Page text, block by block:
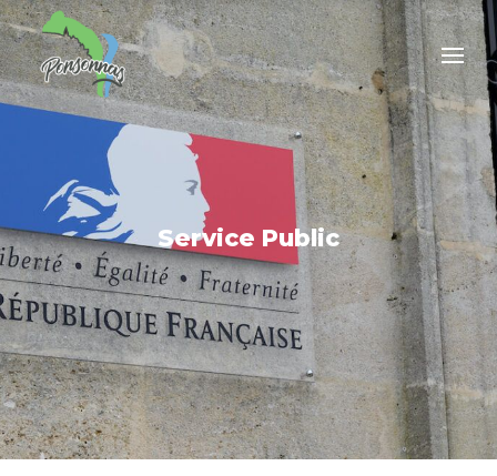
Service Public